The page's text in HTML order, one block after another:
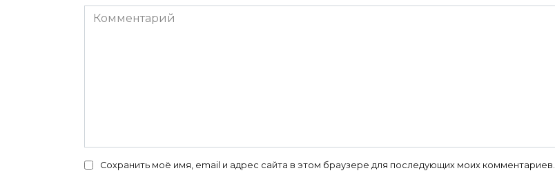
Комментарий
Сохранить моё имя, email и адрес сайта в этом браузере для последующих моих комментариев.